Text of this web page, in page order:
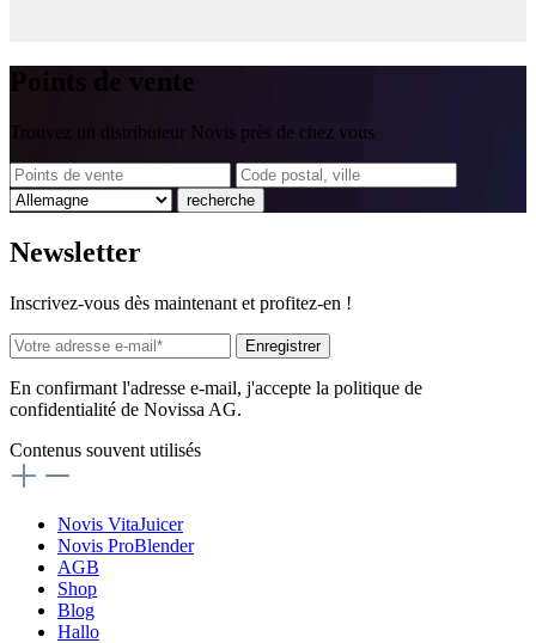
Points de vente
Trouvez un distributeur Novis près de chez vous
recherche
Newsletter
Inscrivez-vous dès maintenant et profitez-en !
Enregistrer
En confirmant l'adresse e-mail, j'accepte la politique de
confidentialité de Novissa AG.
Contenus souvent utilisés
Novis VitaJuicer
Novis ProBlender
AGB
Shop
Blog
Hallo